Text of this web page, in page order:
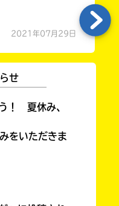
2021年07月29日
せ
！ 夏休み、
をいただきま